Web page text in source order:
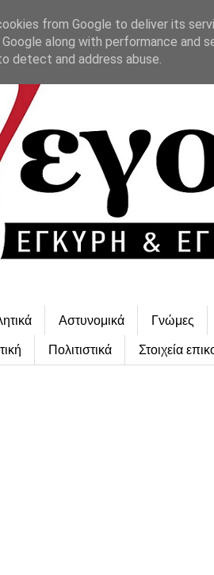
Αστυνομικά Γνώμες
Πολιτιστικά Στοιχεία
from Google to deliver its
along with performance and
detect and address abuse.